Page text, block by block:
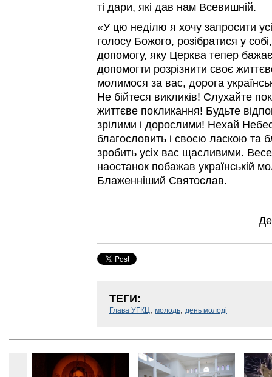
ті дари, які дав нам Всевишній.
«У цю неділю я хочу запросити
голосу Божого, розібратися у
допомогу, яку Церква тепер
допомогти розрізнити своє
молимося за вас, дорога
Не бійтеся викликів! Слухайте
життєве покликання! Будьте
зрілими і дорослими! Нехай
благословить і своєю ласкою та
зробить усіх вас щасливими.
наостанок побажав українській
Блаженніший Святослав.
ТЕГИ:
Глава УГКЦ молодь день молоді